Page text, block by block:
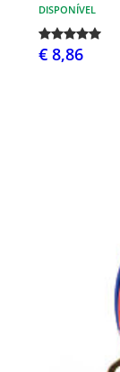
DISPONÍVEL
€ 8,86